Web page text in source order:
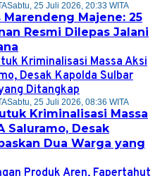
Sabtu, 25 Juli 2026, 20:33 WITA
Marendeng Majene: 25
Resmi Dilepas Jalani
Sabtu, 25 Juli 2026, 08:36 WITA
Kriminalisasi Massa
Saluramo, Desak
Dua Warga yang